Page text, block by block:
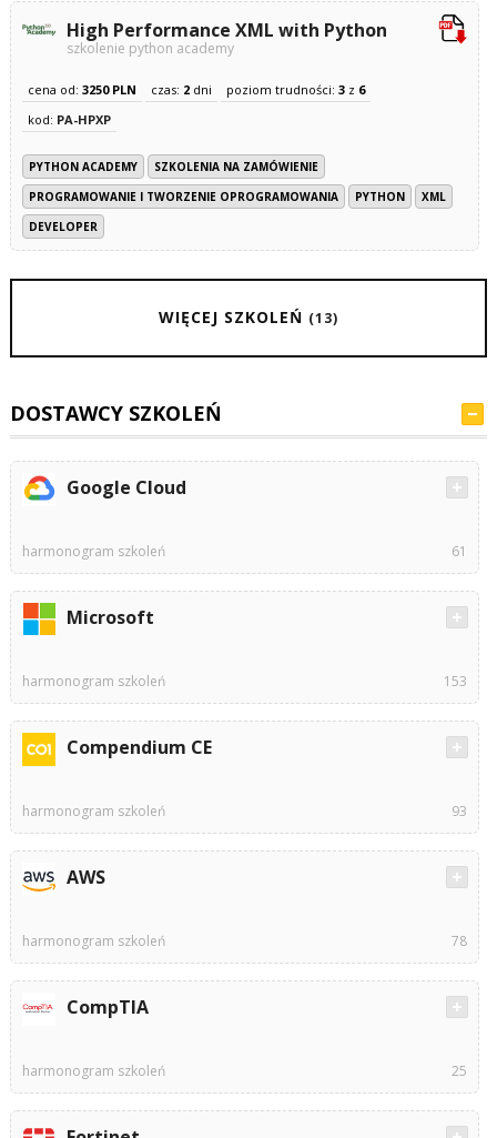
High Performance XML with Python
szkolenie python academy
cena od: 3250 PLN czas: 2dni poziom trudności: 3z 6
kod: PA-HPXP
PYTHON ACADEMY
SZKOLENIA NA ZAMÓWIENIE
PROGRAMOWANIE I TWORZENIE OPROGRAMOWANIA
PYTHON
XML
DEVELOPER
WIĘCEJ SZKOLEŃ (13)
DOSTAWCY SZKOLEŃ
Google Cloud
harmonogram szkoleń 61
Microsoft
harmonogram szkoleń 153
Compendium CE
harmonogram szkoleń 93
AWS
harmonogram szkoleń 78
CompTIA
harmonogram szkoleń 25